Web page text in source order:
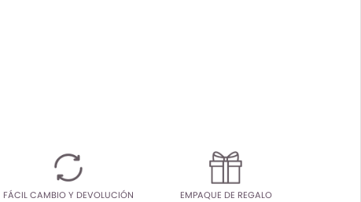
FÁCIL CAMBIO Y DEVOLUCIÓN EMPAQUE DE REGALO